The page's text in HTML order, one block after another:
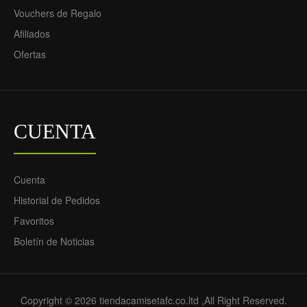
Equipación 2022-23 -
Niño
76.55€
Vouchers de Regalo
Afiliados
Ofertas
CUENTA
Cuenta
Historial de Pedidos
Favoritos
Boletín de Noticias
Copyright © 2026 tiendacamisetafc.co.ltd ,All Right Reserved.